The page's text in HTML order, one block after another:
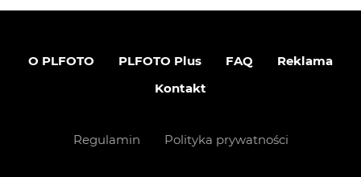
O PLFOTO PLFOTO Plus FAQ
Reklama
Kontakt
Regulamin Polityka prywatności